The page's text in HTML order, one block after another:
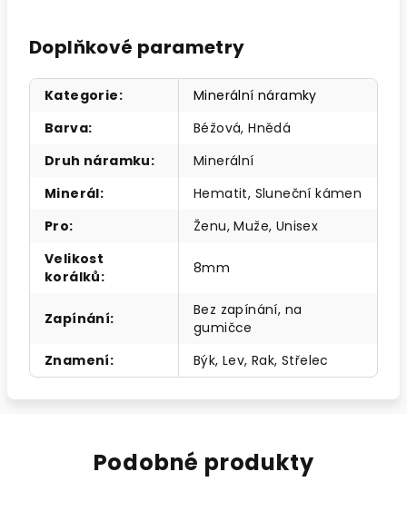
Doplňkové parametry
Kategorie:
Minerální náramky
Barva:
Béžová, Hnědá
Druh náramku:
Minerální
Minerál:
Hematit, Sluneční kámen
Pro:
Ženu, Muže, Unisex
Velikost
korálků: 8mm
Zapínání:
Bez zapínání, na
gumičce
Znamení: Býk, Lev, Rak, Střelec
Podobné produkty